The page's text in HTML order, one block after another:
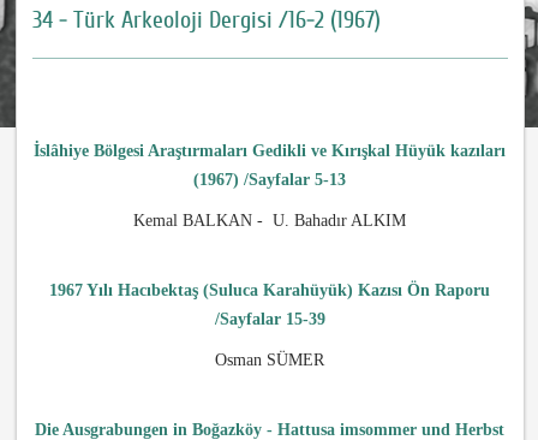
34 - Türk Arkeoloji Dergisi /16-2 (1967)
İslâhiye Bölgesi Araştırmaları Gedikli ve Kırışkal Hüyük kazıları
(1967) /Sayfalar 5-13
Kemal BALKAN - U. Bahadır ALKIM
1967 Yılı Hacıbektaş (Suluca Karahüyük) Kazısı Ön Raporu
/Sayfalar 15-39
Osman SÜMER
Die Ausgrabungen in Boğazköy - Hattusa imsommer und Herbst